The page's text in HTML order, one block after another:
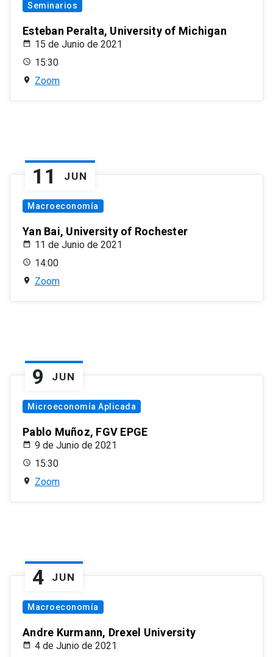
Seminarios
Esteban Peralta, University of Michigan
15 de Junio de 2021
15:30
Zoom
11 JUN
Macroeconomía
Yan Bai, University of Rochester
11 de Junio de 2021
14:00
Zoom
9 JUN
Microeconomía Aplicada
Pablo Muñoz, FGV EPGE
9 de Junio de 2021
15:30
Zoom
4 JUN
Macroeconomía
Andre Kurmann, Drexel University
4 de Junio de 2021